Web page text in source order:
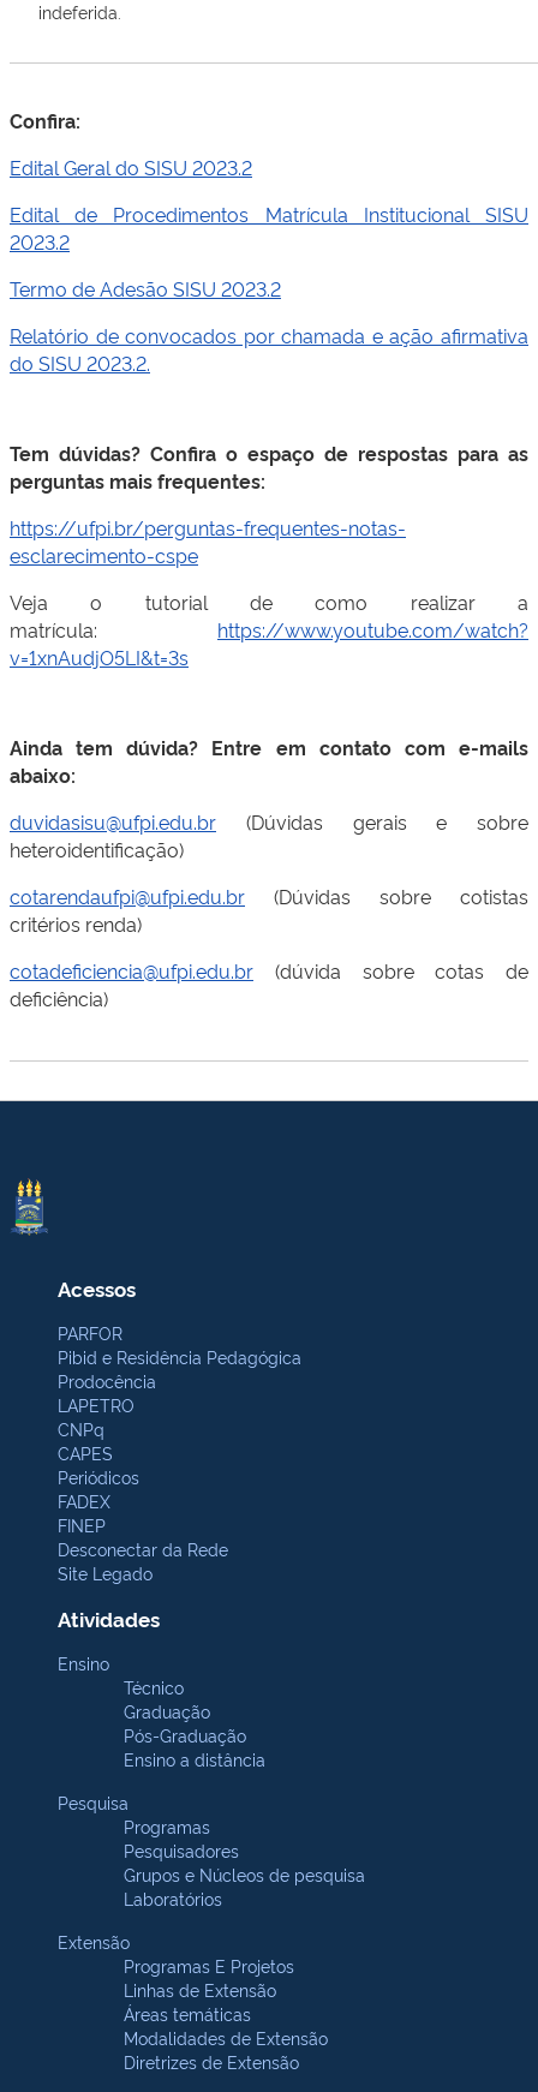
indeferida.
Confira:
Edital Geral do SISU 2023.2
Edital de Procedimentos Matrícula Institucional SISU
2023.2
Termo de Adesão SISU 2023.2
Relatório de convocados por chamada e ação afirmativa
do SISU 2023.2.
Tem dúvidas? Confira o espaço de respostas para as
perguntas mais frequentes:
https://ufpi.br/perguntas-frequentes-notas-
esclarecimento-cspe
Veja o tutorial de como realizar a
matrícula: https://www.youtube.com/watch?
v=1xnAudjO5LI&t=3s
Ainda tem dúvida? Entre em contato com e-mails
abaixo:
duvidasisu@ufpi.edu.br (Dúvidas gerais e sobre
heteroidentificação)
cotarendaufpi@ufpi.edu.br (Dúvidas sobre cotistas
critérios renda)
cotadeficiencia@ufpi.edu.br (dúvida sobre cotas de
deficiência)
Acessos
PARFOR
Pibid e Residência Pedagógica
Prodocência
LAPETRO
CNPq
CAPES
Periódicos
FADEX
FINEP
Desconectar da Rede
Site Legado
Atividades
Ensino
Técnico
Graduação
Pós-Graduação
Ensino a distância
Pesquisa
Programas
Pesquisadores
Grupos e Núcleos de pesquisa
Laboratórios
Extensão
Programas E Projetos
Linhas de Extensão
Áreas temáticas
Modalidades de Extensão
Diretrizes de Extensão